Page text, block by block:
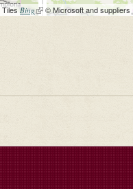
is external)
Bing(link is external)
© Microsoft and suppliers